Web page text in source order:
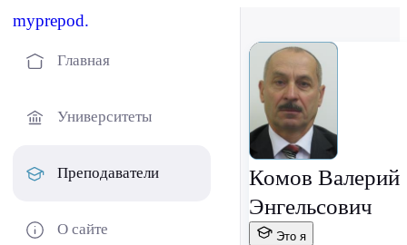
myprepod.
Главная
Университеты
Преподаватели
О сайте
Комов Валерий
Энгельсович
Это я